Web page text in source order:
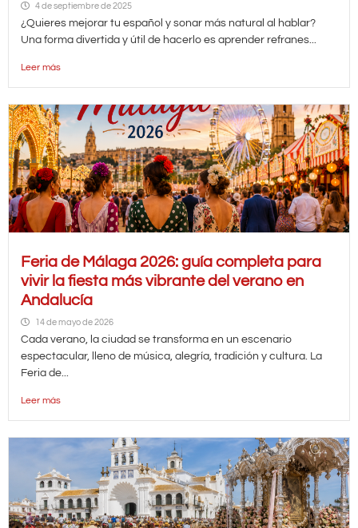
4 de septiembre de 2025
¿Quieres mejorar tu español y sonar más natural al hablar?
Una forma divertida y útil de hacerlo es aprender refranes...
Leer más
Feria de Málaga 2026: guía completa para
vivir la fiesta más vibrante del verano en
Andalucía
14 de mayo de 2026
Cada verano, la ciudad se transforma en un escenario
espectacular, lleno de música, alegría, tradición y cultura. La
Feria de...
Leer más